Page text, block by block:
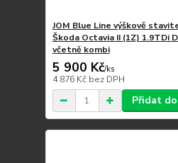
JOM Blue Line výškově
Škoda Octavia II (1Z) 1.9TDi
včetně kombi
5 900 Kč/ks
4 876 Kč bez DPH
Přidat